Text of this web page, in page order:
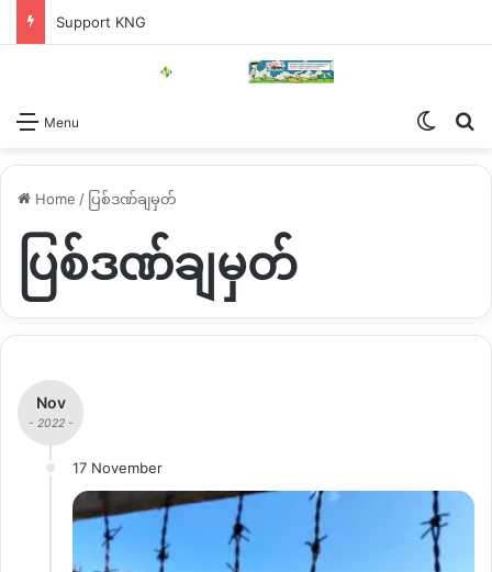
Support KNG
Menu
Home / ပြစ်ဒဏ်ချမှတ်
ပြစ်ဒဏ်ချမှတ်
Nov
- 2022 -
17 November